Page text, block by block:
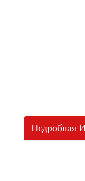
Подробная